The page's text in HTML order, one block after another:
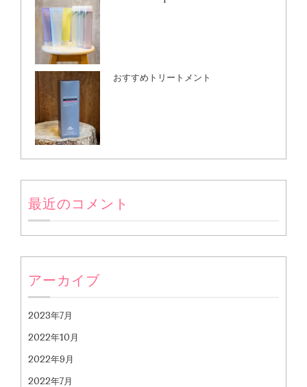
おすすめトリートメント
最近のコメント
アーカイブ
2023年7月
2022年10月
2022年9月
2022年7月